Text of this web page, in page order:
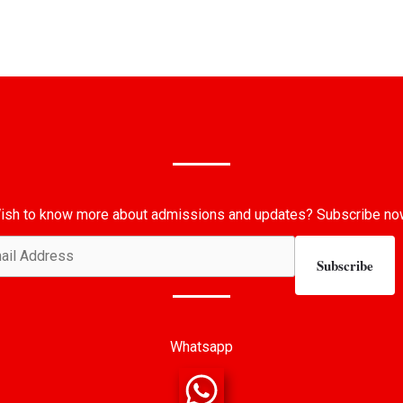
to know more about admissions and updates? Subscribe
Subscribe
Whatsapp